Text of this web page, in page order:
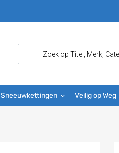
Sneeuwkettingen Veilig op Weg